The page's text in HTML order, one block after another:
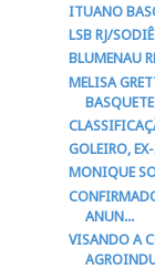
ITUANO
LSB RJ/
BLUMENAU
MELISA
BASQUETE
GOLEIRO,
MONIQUE
ANUN...
VISANDO A